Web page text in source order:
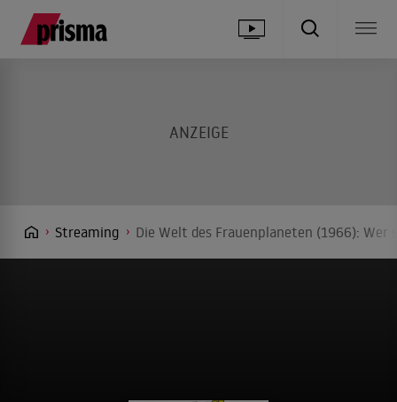
Streaming Die Welt des Frauenplaneten (1966):